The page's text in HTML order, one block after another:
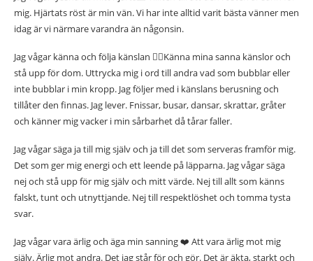
mig. Hjärtats röst är min vän. Vi har inte alltid varit bästa vänner men
idag är vi närmare varandra än någonsin.
Jag vågar känna och följa känslan 🧘‍♀️Känna mina sanna känslor och
stå upp för dom. Uttrycka mig i ord till andra vad som bubblar eller
inte bubblar i min kropp. Jag följer med i känslans berusning och
tillåter den finnas. Jag lever. Fnissar, busar, dansar, skrattar, gråter
och känner mig vacker i min sårbarhet då tårar faller.
Jag vågar säga ja till mig själv och ja till det som serveras framför mig.
Det som ger mig energi och ett leende på läpparna. Jag vågar säga
nej och stå upp för mig själv och mitt värde. Nej till allt som känns
falskt, tunt och utnyttjande. Nej till respektlöshet och tomma tysta
svar.
Jag vågar vara ärlig och äga min sanning ❤️ Att vara ärlig mot mig
själv. Ärlig mot andra. Det jag står för och gör. Det är äkta, starkt och